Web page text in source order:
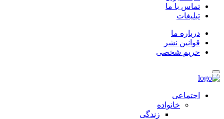
تماس با ما
تبلیغات
درباره ما
قوانین نشر
حریم شخصی
اجتماعی
خانواده
زندگی